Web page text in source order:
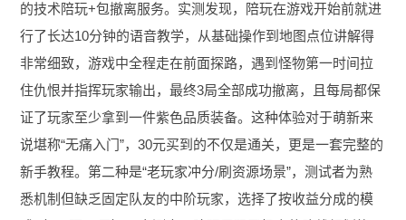
的技术陪玩+包撤离服务。实测发现，陪玩在游戏开始前就进
行了长达10分钟的语音教学，从基础操作到地图点位讲解得
非常细致，游戏中全程走在前面探路，遇到怪物第一时间拉
住仇恨并指挥玩家输出，最终3局全部成功撤离，且每局都保
证了玩家至少拿到一件紫色品质装备。这种体验对于萌新来
说堪称“无痛入门”，30元买到的不仅是通关，更是一套完整的
新手教程。第二种是“老玩家冲分/刷资源场景”，测试者为熟
悉机制但缺乏固定队友的中阶玩家，选择了按收益分成的模